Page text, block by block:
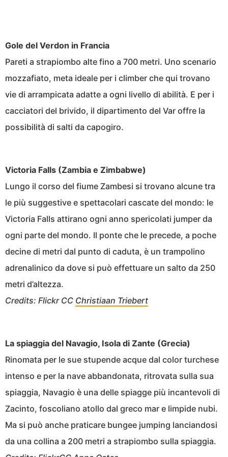
Gole del Verdon in Francia
Pareti a strapiombo alte fino a 700 metri. Uno scenario
mozzafiato, meta ideale per i climber che qui trovano
vie di arrampicata adatte a ogni livello di abilità. E per i
cacciatori del brivido, il dipartimento del Var offre la
possibilità di salti da capogiro.
Victoria Falls (Zambia e Zimbabwe)
Lungo il corso del fiume Zambesi si trovano alcune tra
le più suggestive e spettacolari cascate del mondo: le
Victoria Falls attirano ogni anno spericolati jumper da
ogni parte del mondo. Il ponte che le precede, a poche
decine di metri dal punto di caduta, è un trampolino
adrenalinico da dove si può effettuare un salto da 250
metri d’altezza.
Credits: Flickr CC Christiaan Triebert
La spiaggia del Navagio, Isola di Zante (Grecia)
Rinomata per le sue stupende acque dal color turchese
intenso e per la nave abbandonata, ritrovata sulla sua
spiaggia, Navagio è una delle spiagge più incantevoli di
Zacinto, foscoliano atollo dal greco mar e limpide nubi.
Ma si può anche praticare bungee jumping lanciandosi
da una collina a 200 metri a strapiombo sulla spiaggia.